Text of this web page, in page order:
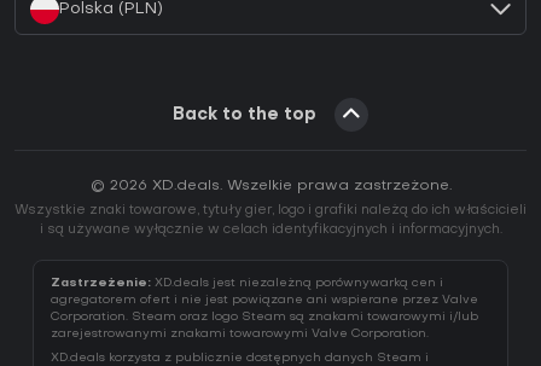
Polska (PLN)
Back to the top
© 2026 XD.deals. Wszelkie prawa zastrzeżone.
Wszystkie znaki towarowe, tytuły gier, logo i grafiki należą do ich właścicieli
i są używane wyłącznie w celach identyfikacyjnych i informacyjnych.
Zastrzeżenie: XD.deals jest niezależną porównywarką cen i
agregatorem ofert i nie jest powiązane ani wspierane przez Valve
Corporation. Steam oraz logo Steam są znakami towarowymi i/lub
zarejestrowanymi znakami towarowymi Valve Corporation.
XD.deals korzysta z publicznie dostępnych danych Steam i